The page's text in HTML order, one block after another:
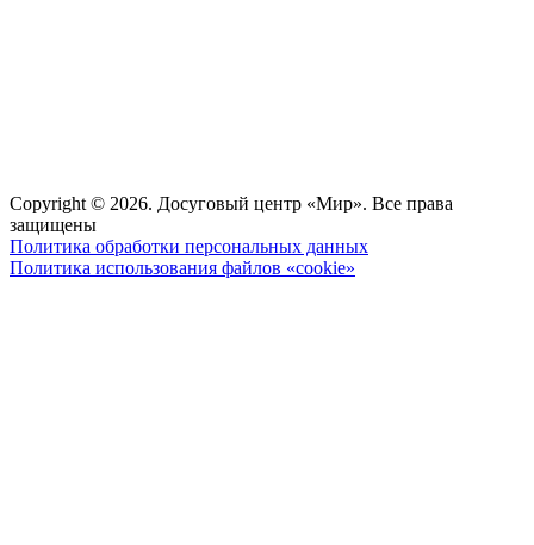
Copyright © 2026. Досуговый центр «Мир». Все права
защищены
Политика обработки персональных данных
Политика использования файлов «cookie»